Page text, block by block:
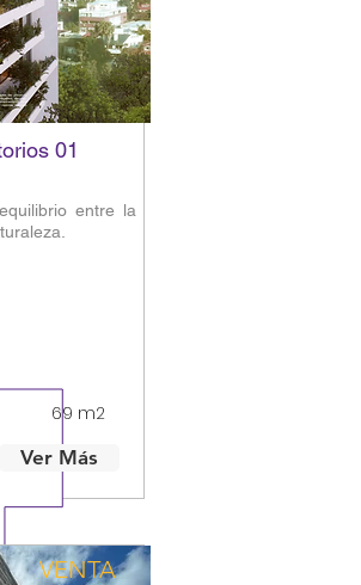
01
entre la
69 m2
Ver Más
VENTA